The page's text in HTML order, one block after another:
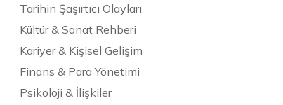
Tarihin Şaşırtıcı Olayları
Kültür & Sanat Rehberi
Kariyer & Kişisel Gelişim
Finans & Para Yönetimi
Psikoloji & İlişkiler